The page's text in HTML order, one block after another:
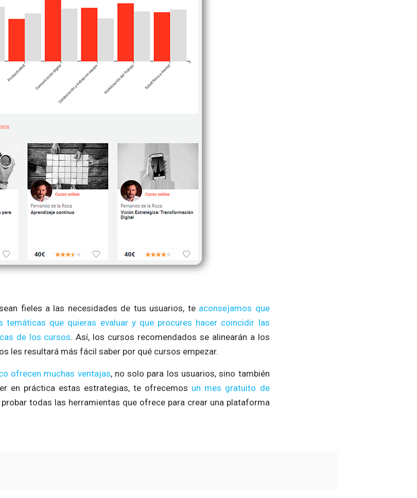
fieles a las necesidades de tus usuarios, te aconsejamos que
temáticas que quieras evaluar y que procures hacer coincidir las
de los cursos. Así, los cursos recomendados se alinearán a los
les resultará más fácil saber por qué cursos empezar.
ofrecen muchas ventajas, no solo para los usuarios, sino también
en práctica estas estrategias, te ofrecemos un mes gratuito de
todas las herramientas que ofrece para crear una plataforma